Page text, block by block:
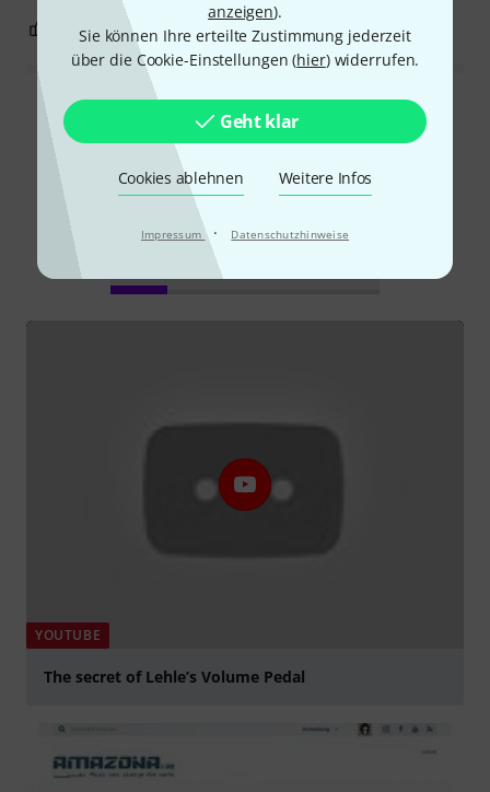
anzeigen).
Sie können Ihre erteilte Zustimmung jederzeit
über die Cookie-Einstellungen (hier) widerrufen.
Geht klar
Cookies ablehnen Weitere Infos
Impressum · Datenschutzhinweise
BEWERTUNG MELDEN
Alle Bewertungen lesen
Schon gewusst?
Videos
YOUTUBE
The secret of Lehle’s Volume Pedal